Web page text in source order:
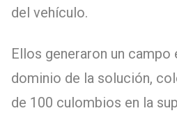
del vehículo.
Ellos generaron un
dominio de la solución,
de 100 culombios en la